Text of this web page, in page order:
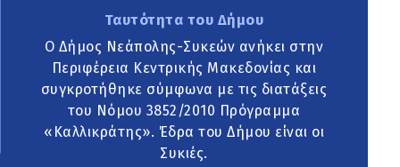
Ταυτότητα του Δήμου
Ο Δήμος Νεάπολης-Συκεών ανήκει στην
Περιφέρεια Κεντρικής Μακεδονίας και
συγκροτήθηκε σύμφωνα με τις διατάξεις
του Νόμου 3852/2010 Πρόγραμμα
«Καλλικράτης». Έδρα του Δήμου είναι οι
Συκιές.